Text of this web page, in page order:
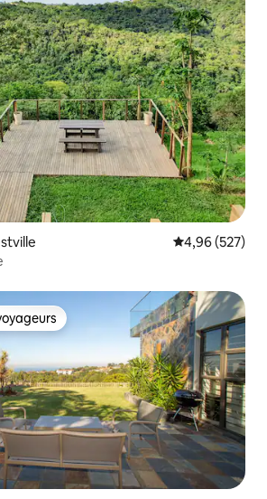
Note
4,96 (527)
parmi les plus aimés